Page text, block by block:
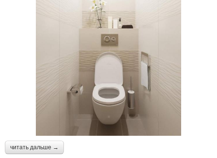
читать дальше →